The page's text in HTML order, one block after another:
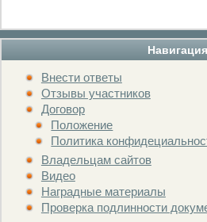
Навигация
Внести ответы
Отзывы участников
Договор
Положение
Политика
Владельцам сайтов
Видео
Наградные материалы
Проверка подлинности